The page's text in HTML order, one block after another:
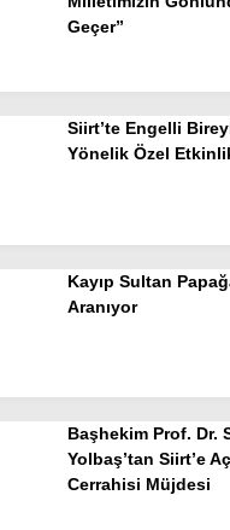
Geçer”
Siirt’te Engelli
Yönelik Özel
Kayıp Sultan
Aranıyor
Başhekim Prof. Dr.
Yolbaş’tan Siirt’e
Cerrahisi Müjdesi